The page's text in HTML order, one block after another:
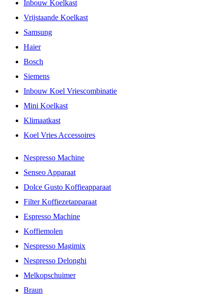
Inbouw Koelkast
Vrijstaande Koelkast
Samsung
Haier
Bosch
Siemens
Inbouw Koel Vriescombinatie
Mini Koelkast
Klimaatkast
Koel Vries Accessoires
Nespresso Machine
Senseo Apparaat
Dolce Gusto Koffieapparaat
Filter Koffiezetapparaat
Espresso Machine
Koffiemolen
Nespresso Magimix
Nespresso Delonghi
Melkopschuimer
Braun